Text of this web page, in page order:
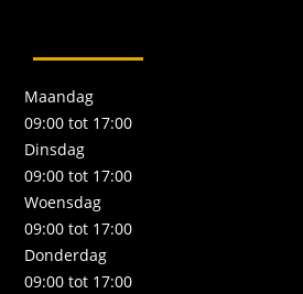
Maandag
09:00 tot 17:00
Dinsdag
09:00 tot 17:00
Woensdag
09:00 tot 17:00
Donderdag
09:00 tot 17:00